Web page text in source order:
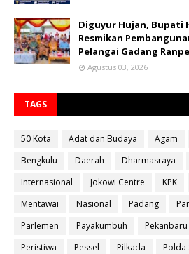
Diguyur Hujan, Bupati
Resmikan
Pelangai Gadang
Agustus 03, 2026
TAGS
50 Kota Adat dan Budaya Agam
Bengkulu
Daerah Dharmasraya
Internasional
Jokowi Centre KPK
Mentawai
Nasional Padang
Parlemen
Payakumbuh Pekanbaru
Peristiwa
Pessel Pilkada Polda